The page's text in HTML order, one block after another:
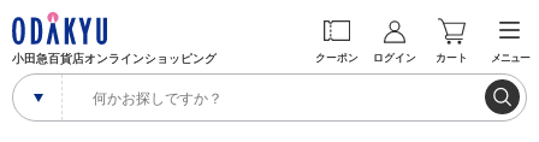
小田急百貨店オンラインショッピング クーポン ログイン カート メニュー